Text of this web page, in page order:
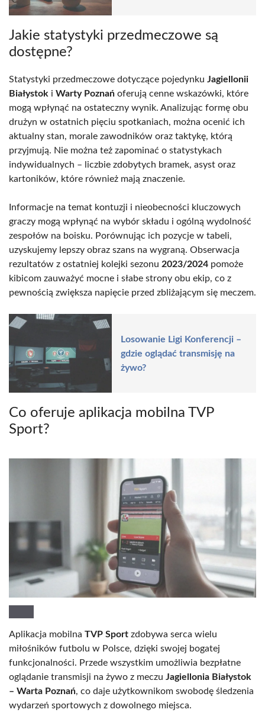
Jakie statystyki przedmeczowe są
dostępne?
Statystyki przedmeczowe dotyczące pojedynku Jagiellonii
Białystok i Warty Poznań oferują cenne wskazówki, które
mogą wpłynąć na ostateczny wynik. Analizując formę obu
drużyn w ostatnich pięciu spotkaniach, można ocenić ich
aktualny stan, morale zawodników oraz taktykę, którą
przyjmują. Nie można też zapominać o statystykach
indywidualnych – liczbie zdobytych bramek, asyst oraz
kartoników, które również mają znaczenie.
Informacje na temat kontuzji i nieobecności kluczowych
graczy mogą wpłynąć na wybór składu i ogólną wydolność
zespołów na boisku. Porównując ich pozycje w tabeli,
uzyskujemy lepszy obraz szans na wygraną. Obserwacja
rezultatów z ostatniej kolejki sezonu 2023/2024 pomoże
kibicom zauważyć mocne i słabe strony obu ekip, co z
pewnością zwiększa napięcie przed zbliżającym się meczem.
Losowanie Ligi Konferencji –
gdzie oglądać transmisję na
żywo?
Co oferuje aplikacja mobilna TVP
Sport?
Aplikacja mobilna TVP Sport zdobywa serca wielu
miłośników futbolu w Polsce, dzięki swojej bogatej
funkcjonalności. Przede wszystkim umożliwia bezpłatne
oglądanie transmisji na żywo z meczu Jagiellonia Białystok
– Warta Poznań, co daje użytkownikom swobodę śledzenia
wydarzeń sportowych z dowolnego miejsca.